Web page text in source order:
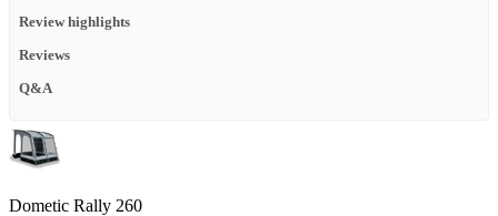
Review highlights
Reviews
Q&A
Dometic Rally 260